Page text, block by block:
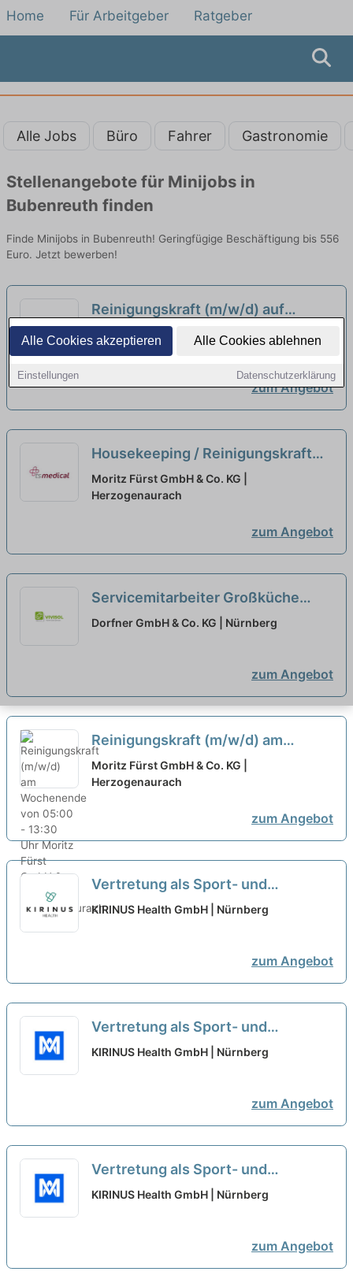
Alle Cookies akzeptieren Alle Cookies ablehnen
Einstellungen Datenschutzerklärung
Home Für Arbeitgeber Ratgeber
Alle Jobs Büro Fahrer Gastronomie
Stellenangebote für Minijobs in
Bubenreuth finden
Finde Minijobs in Bubenreuth! Geringfügige Beschäftigung bis 556
Euro. Jetzt bewerben!
Reinigungskraft (m/w/d) auf
Minijob-Basis am Wochenende bei
adidas neu
Moritz Fürst GmbH & Co. KG |
Herzogenaurach
zum Angebot
Housekeeping / Reinigungskraft
(m/w/d) auf Minijob-Basis am
Wochenende
Moritz Fürst GmbH & Co. KG |
Herzogenaurach
zum Angebot
Servicemitarbeiter Großküche
(m/w/d) Minijob, Wochenende
Dorfner GmbH & Co. KG | Nürnberg
zum Angebot
Reinigungskraft (m/w/d) am
Wochenende von 05:00 - 13:30
Uhr neu
Moritz Fürst GmbH & Co. KG |
Herzogenaurach
zum Angebot
Vertretung als Sport- und
Körpertherapeut (m/w/d) - Minijob
KIRINUS Health GmbH | Nürnberg
zum Angebot
Vertretung als Sport- und
Körpertherapeut (m/w/d) - Minijob
KIRINUS Health GmbH | Nürnberg
zum Angebot
Vertretung als Sport- und
Körpertherapeut (m/w/d) - Minijob
KIRINUS Health GmbH | Nürnberg
zum Angebot